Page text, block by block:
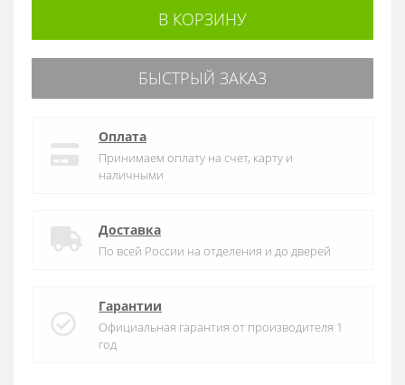
В КОРЗИНУ
БЫСТРЫЙ ЗАКАЗ
Оплата
Принимаем оплату на счет, карту и
наличными
Доставка
По всей России на отделения и до дверей
Гарантии
Официальная гарантия от производителя 1
год